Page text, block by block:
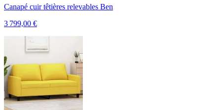
Canapé cuir têtières relevables Ben
3 799,00 €